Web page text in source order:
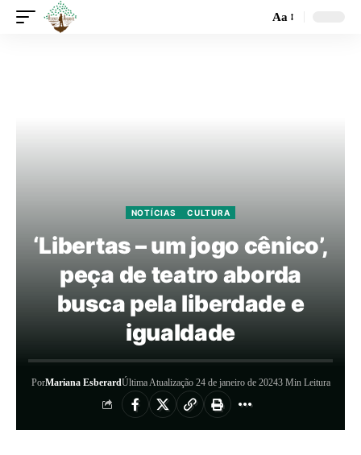
Aa
NOTÍCIAS CULTURA
‘Libertas – um jogo cênico’,
peça de teatro aborda
busca pela liberdade e
igualdade
PorMariana EsberardÚltima Atualização 24 de janeiro de 20243 Min Leitura